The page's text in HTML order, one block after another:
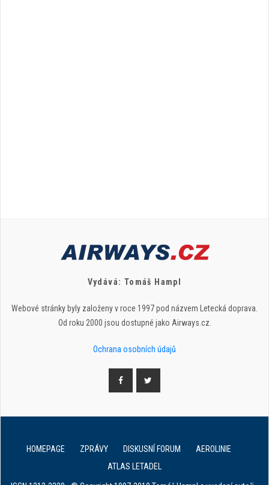
Vydává: Tomáš Hampl
Webové stránky byly založeny v roce 1997 pod názvem Letecká doprava.
Od roku 2000 jsou dostupné jako Airways.cz.
Ochrana osobních údajů
HOMEPAGE ZPRÁVY DISKUSNÍ FORUM
AEROLINIE
ATLAS LETADEL